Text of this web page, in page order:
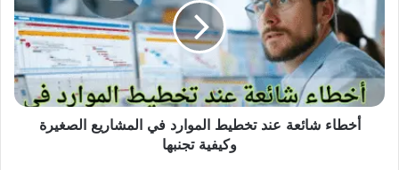
تخطيط
الموارد
في
المشاريع
الصغيرة
وكيفية
تجنبهاأخطاء شائعة عند تخطيط الموارد في المشاريع الصغيرة
وكيفية تجنبها